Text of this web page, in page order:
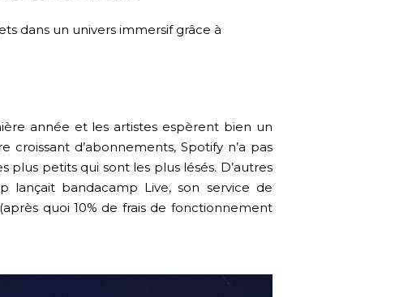
dans un univers immersif grâce à
année et les artistes espèrent bien un
d’abonnements, Spotify n’a pas
petits qui sont les plus lésés. D’autres
bandacamp Live, son service de
quoi 10% de frais de fonctionnement